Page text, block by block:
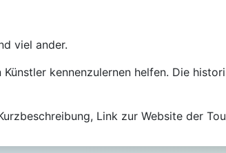
viel ander.
kennenzulernen helfen. Die
Link zur Website der